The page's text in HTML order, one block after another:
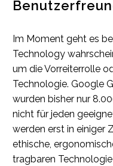
Im Moment geht es
Technology
um die Vorreiterrolle
Technologie. Google
wurden bisher nur
nicht für jeden
werden erst in einiger
ethische,
tragbaren